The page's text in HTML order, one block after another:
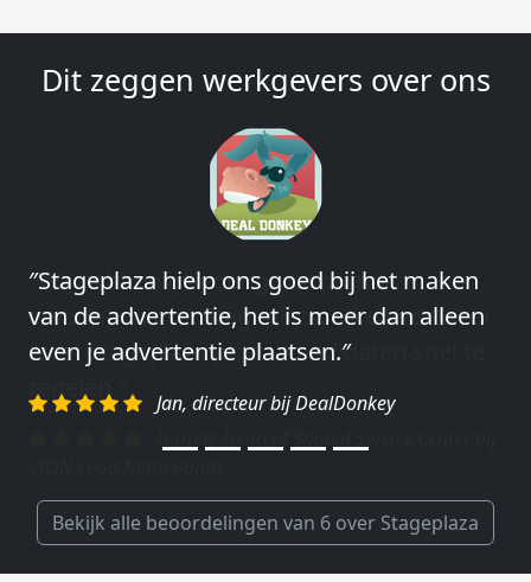
Dit zeggen werkgevers over ons
″Wij hebben in ieder geval prima
ervaringen met Stageplaza: elke keer weer
weet Stageplaza prima kandidaten snel te
regelen.″
Bekijk alle beoordelingen van 6 over Stageplaza